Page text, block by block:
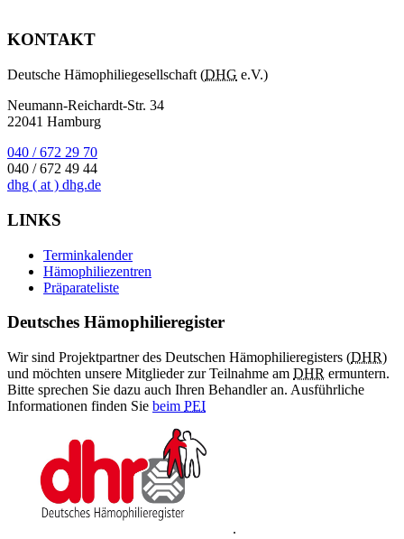
KONTAKT
Deutsche Hämophiliegesellschaft (DHG e.V.)
Neumann-Reichardt-Str. 34
22041 Hamburg
040 / 672 29 70
040 / 672 49 44
dhg ( at ) dhg.de
LINKS
Terminkalender
Hämophiliezentren
Präparateliste
Deutsches Hämophilieregister
Wir sind Projektpartner des Deutschen Hämophilieregisters (DHR)
und möchten unsere Mitglieder zur Teilnahme am DHR ermuntern.
Bitte sprechen Sie dazu auch Ihren Behandler an. Ausführliche
Informationen finden Sie beim PEI
.